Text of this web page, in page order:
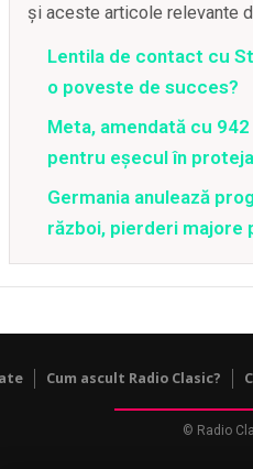
și aceste articole relevante
Lentila de contact cu
o poveste de succes?
Meta, amendată cu
pentru eșecul în
Germania anulează
război, pierderi majore
Cum ascult Radio Clasic?
© Radio